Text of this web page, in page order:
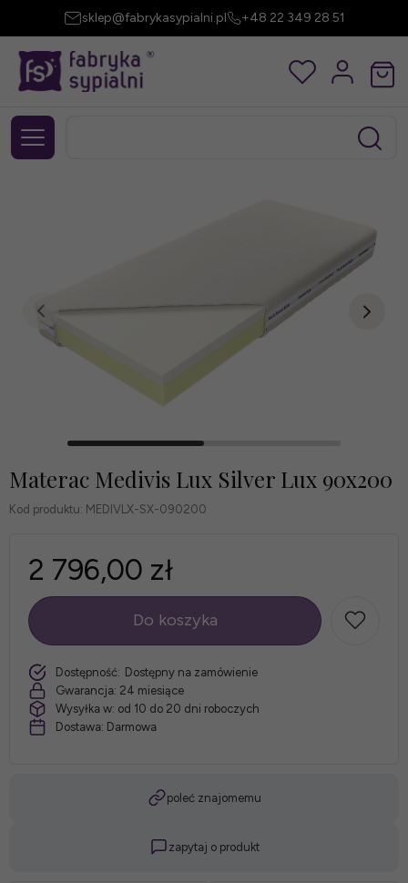
sklep@fabrykasypialni.pl +48 22 349 28 51
Materac Medivis Lux Silver Lux 90x200
Kod produktu: MEDIVLX-SX-090200
2 796,00 zł
szt.
Do koszyka
Dostępność: Dostępny na zamówienie
Gwarancja: 24 miesiące
Wysyłka w: od 10 do 20 dni roboczych
Dostawa: Darmowa
poleć znajomemu
zapytaj o produkt